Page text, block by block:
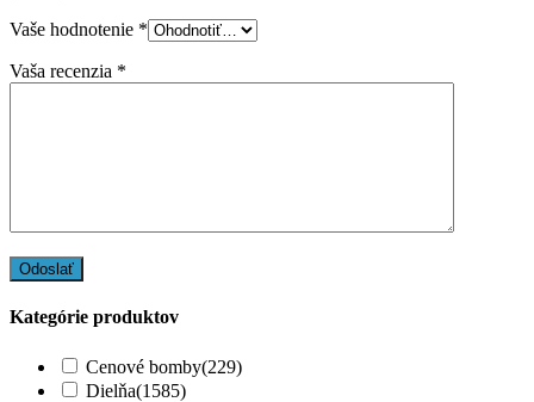
Vaše hodnotenie *
Vaša recenzia *
Kategórie produktov
Cenové bomby(229)
Dielňa(1585)